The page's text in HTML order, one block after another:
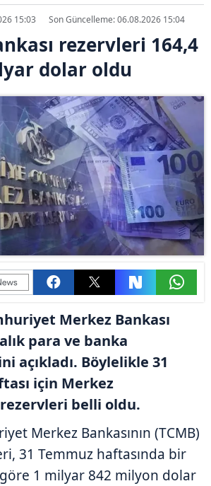
15:03 Son Güncelleme: 06.08.2026 15:04
rezervleri 164,4
dolar oldu
Merkez Bankası
para ve banka
açıkladı. Böylelikle 31
için Merkez
rezervleri belli oldu.
Merkez Bankasının (TCMB)
31 Temmuz haftasında bir
1 milyar 842 milyon dolar